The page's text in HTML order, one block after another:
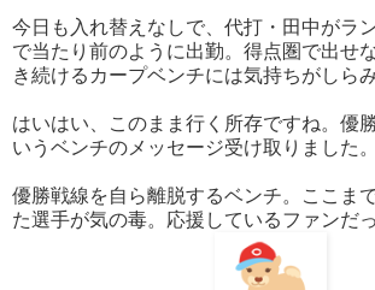
今日も入れ替えなしで、代打・田中がラ
で当たり前のように出勤。得点圏で出せ
き続けるカープベンチには気持ちがしら
はいはい、このまま行く所存ですね。優
いうベンチのメッセージ受け取りました。
優勝戦線を自ら離脱するベンチ。ここま
た選手が気の毒。応援しているファンだっ